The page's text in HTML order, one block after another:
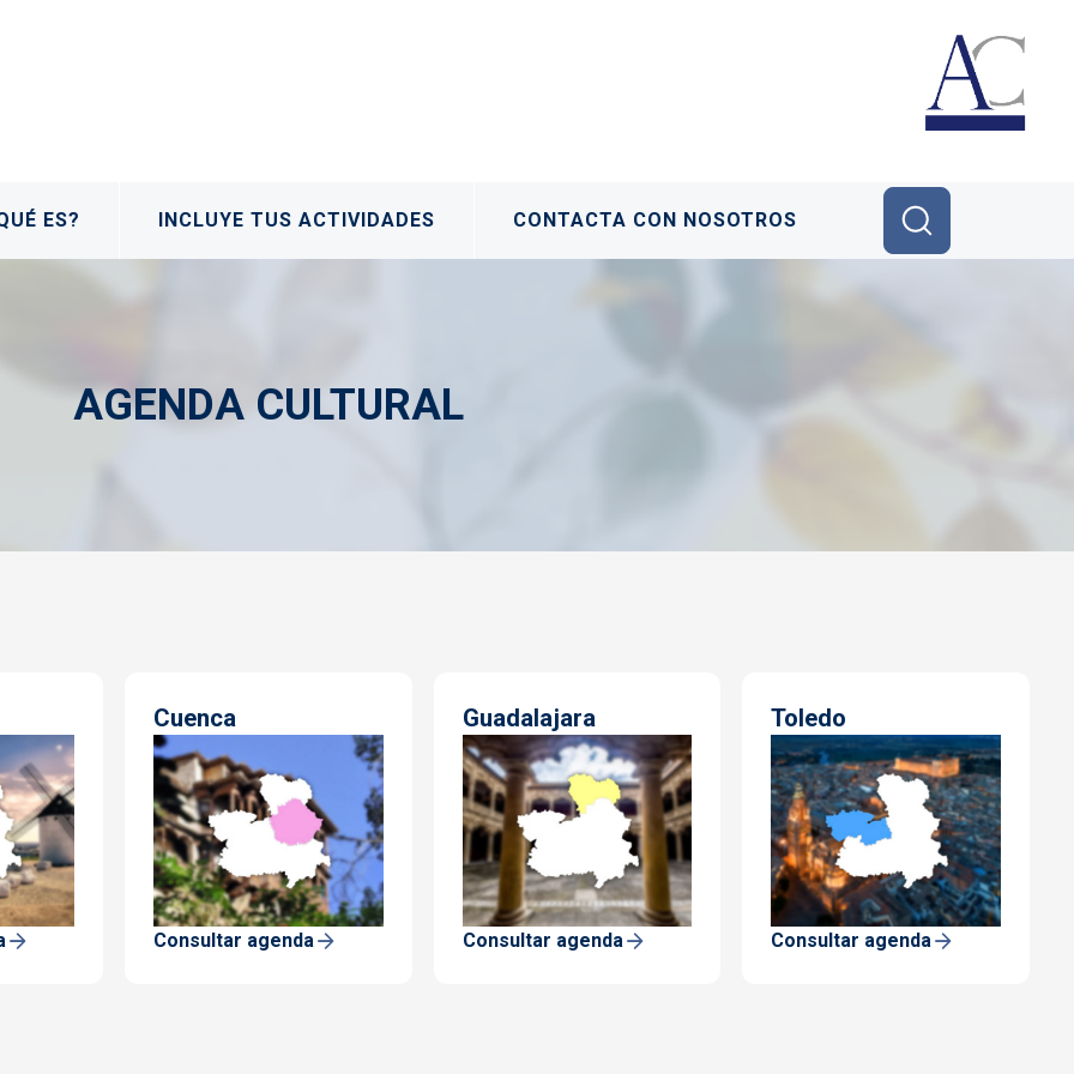
ES? INCLUYE TUS ACTIVIDADES CONTACTA CON NOSOTROS
AGENDA CULTURAL
Cuenca
Consultar agenda
Guadalajara
Consultar agenda
Toledo
Consultar agenda